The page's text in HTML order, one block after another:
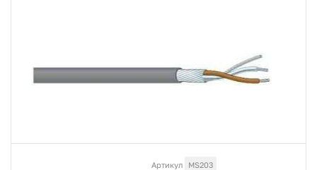
Артикул MS203